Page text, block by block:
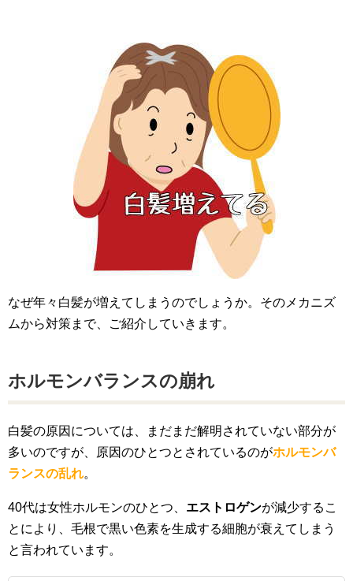
なぜ年々白髪が増えてしまうのでしょうか。そのメカニズ
ムから対策まで、ご紹介していきます。
ホルモンバランスの崩れ
白髪の原因については、まだまだ解明されていない部分が
多いのですが、原因のひとつとされているのがホルモンバ
ランスの乱れ。
40代は女性ホルモンのひとつ、 エストロゲンが減少するこ
とにより、毛根で黒い色素を生成する細胞が衰えてしまう
と言われています。